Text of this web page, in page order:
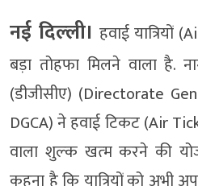
नई दिल्‍ली। हवाई यात्रियों
बड़ा तोहफा मिलने वाला है.
(डीजीसीए) (Directorate
DGCA) ने हवाई टिकट (Air
वाला शुल्‍क खत्‍म करने की